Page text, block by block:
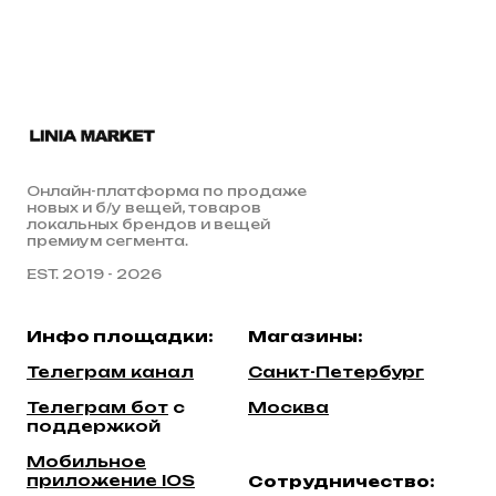
Онлайн-платформа по продаже
новых и б/у вещей, товаров
локальных брендов и вещей
премиум сегмента.
EST. 2019 - 2026
Инфо площадки:
Телеграм канал
Телеграм бот c
поддержкой
Мобильное
приложение IOS
Магазины:
Санкт-Петербург
Москва
Сотрудничество: